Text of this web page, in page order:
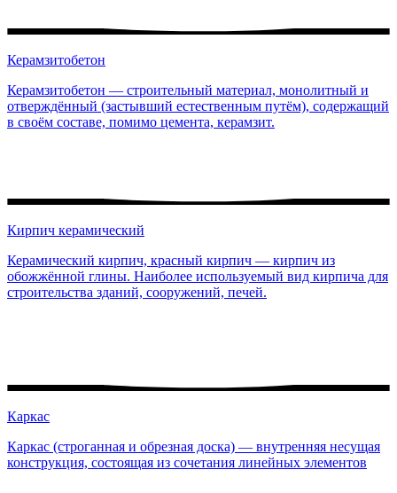
Керамзитобетон
Керамзитобетон — строительный материал, монолитный и
отверждённый (застывший естественным путём), содержащий
в своём составе, помимо цемента, керамзит.
Кирпич керамический
Керамический кирпич, красный кирпич — кирпич из
обожжённой глины. Наиболее используемый вид кирпича для
строительства зданий, сооружений, печей.
Каркас
Каркас (строганная и обрезная доска) — внутренняя несущая
конструкция, состоящая из сочетания линейных элементов